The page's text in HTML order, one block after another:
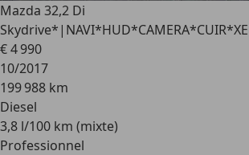
Mazda 32,2 Di
€ 4 990
10/2017
199 988 km
Diesel
3,8 l/100 km (mixte)
Professionnel